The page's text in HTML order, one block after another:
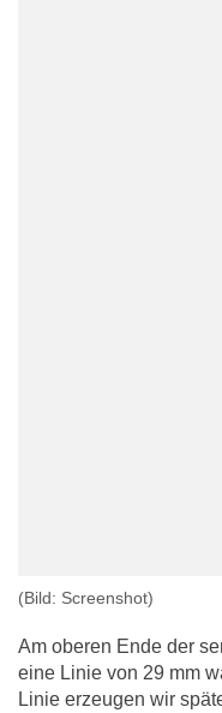
(Bild: Screenshot)
Am oberen Ende der
eine Linie von 29 mm
Linie erzeugen wir